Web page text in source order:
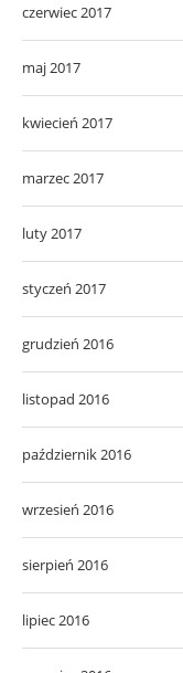
czerwiec 2017
maj 2017
kwiecień 2017
marzec 2017
luty 2017
styczeń 2017
grudzień 2016
listopad 2016
październik 2016
wrzesień 2016
sierpień 2016
lipiec 2016